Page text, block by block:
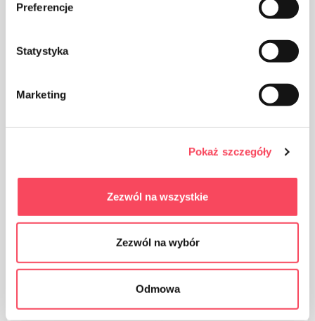
Preferencje
Statystyka
Marketing
Pokaż szczegóły
Zezwól na wszystkie
Zezwól na wybór
Odmowa
Egnet for gjenvinning